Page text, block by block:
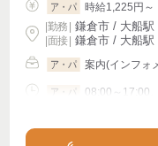
ア・パ
時給1,225円～
|勤務 鎌倉市 / 大船駅
| 面接 | 鎌倉市 / 大船駅
ア・パ 案内(インフォメーシ
ア・パ 08:00～17:00